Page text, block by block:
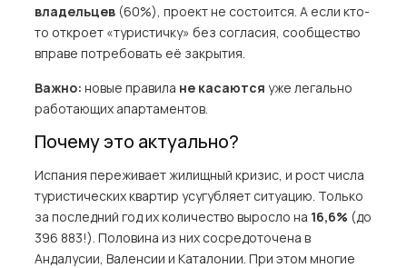
владельцев (60%), проект не состоится. А если кто-
то откроет «туристичку» без согласия, сообщество
вправе потребовать её закрытия.
Важно: новые правила не касаются уже легально
работающих апартаментов.
Почему это актуально?
Испания переживает жилищный кризис, и рост числа
туристических квартир усугубляет ситуацию. Только
за последний год их количество выросло на 16,6% (до
396 883!). Половина из них сосредоточена в
Андалусии, Валенсии и Каталонии. При этом многие